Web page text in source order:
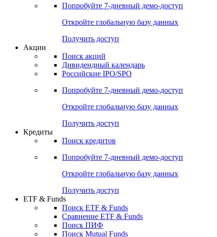
Cbonds Pages
Опросы
Попробуйте7-дневный
Откройте глобальную базу данных
Получить доступ
Поиск акций
Российские IPO/SPO
Попробуйте7-дневный
Откройте глобальную базу данных
Получить доступ
Поиск кредитов
Попробуйте7-дневный
Откройте глобальную базу данных
Получить доступ
ETF & Funds